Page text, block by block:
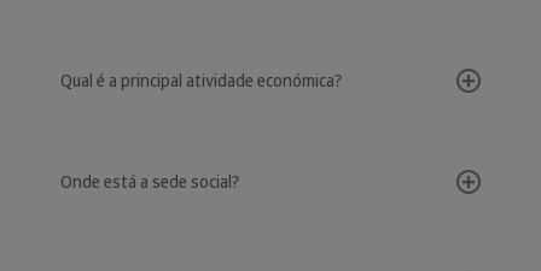
Qual é a principal atividade económica?
Onde está a sede social?